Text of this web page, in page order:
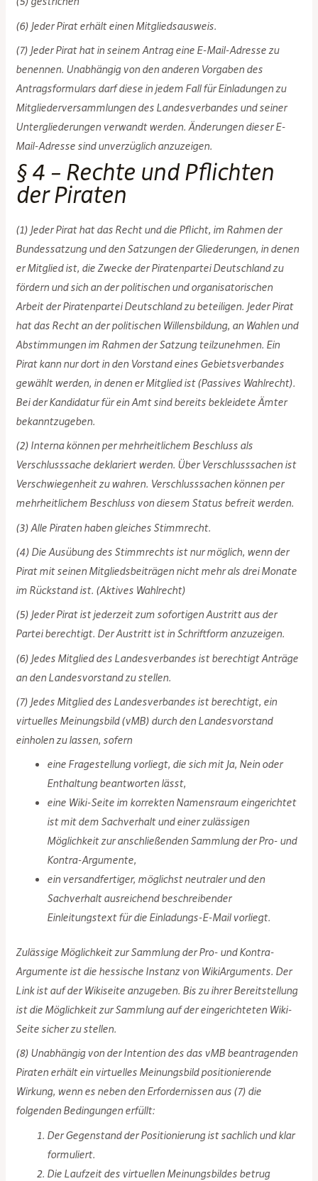
(6) Jeder Pirat erhält einen Mitgliedsausweis.
(7) Jeder Pirat hat in seinem Antrag eine E-Mail-Adresse zu
benennen. Unabhängig von den anderen Vorgaben des
Antragsformulars darf diese in jedem Fall für Einladungen zu
Mitgliederversammlungen des Landesverbandes und seiner
Untergliederungen verwandt werden. Änderungen dieser E-
Mail-Adresse sind unverzüglich anzuzeigen.
§ 4 – Rechte und Pflichten
der Piraten
(1) Jeder Pirat hat das Recht und die Pflicht, im Rahmen der
Bundessatzung und den Satzungen der Gliederungen, in denen
er Mitglied ist, die Zwecke der Piratenpartei Deutschland zu
fördern und sich an der politischen und organisatorischen
Arbeit der Piratenpartei Deutschland zu beteiligen. Jeder Pirat
hat das Recht an der politischen Willensbildung, an Wahlen und
Abstimmungen im Rahmen der Satzung teilzunehmen. Ein
Pirat kann nur dort in den Vorstand eines Gebietsverbandes
gewählt werden, in denen er Mitglied ist (Passives Wahlrecht).
Bei der Kandidatur für ein Amt sind bereits bekleidete Ämter
bekanntzugeben.
(2) Interna können per mehrheitlichem Beschluss als
Verschlusssache deklariert werden. Über Verschlusssachen ist
Verschwiegenheit zu wahren. Verschlusssachen können per
mehrheitlichem Beschluss von diesem Status befreit werden.
(3) Alle Piraten haben gleiches Stimmrecht.
(4) Die Ausübung des Stimmrechts ist nur möglich, wenn der
Pirat mit seinen Mitgliedsbeiträgen nicht mehr als drei Monate
im Rückstand ist. (Aktives Wahlrecht)
(5) Jeder Pirat ist jederzeit zum sofortigen Austritt aus der
Partei berechtigt. Der Austritt ist in Schriftform anzuzeigen.
(6) Jedes Mitglied des Landesverbandes ist berechtigt Anträge
an den Landesvorstand zu stellen.
(7) Jedes Mitglied des Landesverbandes ist berechtigt, ein
virtuelles Meinungsbild (vMB) durch den Landesvorstand
einholen zu lassen, sofern
eine Fragestellung vorliegt, die sich mit Ja, Nein oder
Enthaltung beantworten lässt,
eine Wiki-Seite im korrekten Namensraum eingerichtet
ist mit dem Sachverhalt und einer zulässigen
Möglichkeit zur anschließenden Sammlung der Pro- und
Kontra-Argumente,
ein versandfertiger, möglichst neutraler und den
Sachverhalt ausreichend beschreibender
Einleitungstext für die Einladungs-E-Mail vorliegt.
Zulässige Möglichkeit zur Sammlung der Pro- und Kontra-
Argumente ist die hessische Instanz von WikiArguments. Der
Link ist auf der Wikiseite anzugeben. Bis zu ihrer Bereitstellung
ist die Möglichkeit zur Sammlung auf der eingerichteten Wiki-
Seite sicher zu stellen.
(8) Unabhängig von der Intention des das vMB beantragenden
Piraten erhält ein virtuelles Meinungsbild positionierende
Wirkung, wenn es neben den Erfordernissen aus (7) die
folgenden Bedingungen erfüllt:
Der Gegenstand der Positionierung ist sachlich und klar
formuliert.
Die Laufzeit des virtuellen Meinungsbildes betrug